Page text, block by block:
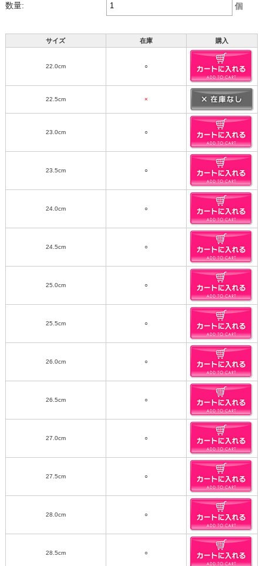
数量: 個
サイズ 在庫 購入
22.0cm ○
22.5cm ×
23.0cm ○
23.5cm ○
24.0cm ○
24.5cm ○
25.0cm ○
25.5cm ○
26.0cm ○
26.5cm ○
27.0cm ○
27.5cm ○
28.0cm ○
28.5cm ○